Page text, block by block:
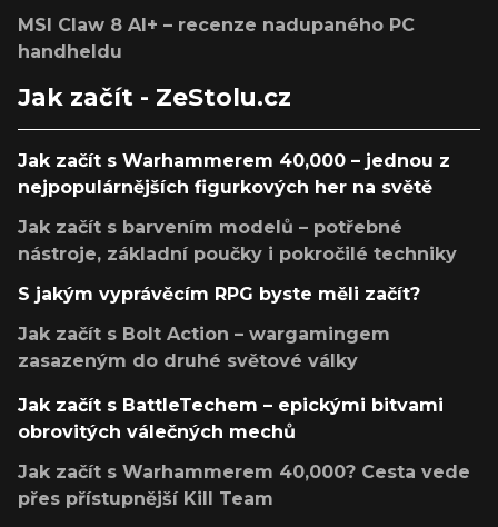
MSI Claw 8 AI+ – recenze nadupaného PC
handheldu
Jak začít - ZeStolu.cz
Jak začít s Warhammerem 40,000 – jednou z
nejpopulárnějších figurkových her na světě
Jak začít s barvením modelů – potřebné
nástroje, základní poučky i pokročilé techniky
S jakým vyprávěcím RPG byste měli začít?
Jak začít s Bolt Action – wargamingem
zasazeným do druhé světové války
Jak začít s BattleTechem – epickými bitvami
obrovitých válečných mechů
Jak začít s Warhammerem 40,000? Cesta vede
přes přístupnější Kill Team